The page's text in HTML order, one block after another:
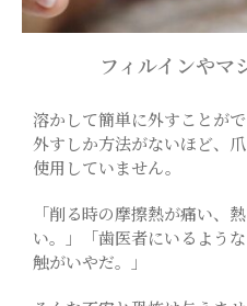
フィルインやマ
溶かして簡単に外すことが
外すしか方法がないほど、
使用していません。
「削る時の摩擦熱が痛い、
い。」「歯医者にいるよう
触がいやだ。」